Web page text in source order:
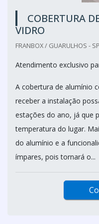
COBERTURA
VIDRO
FRANBOX / GUARULHOS - SP
Atendimento exclusivo
A cobertura de alumínio
receber a instalação
estações do ano, já que
temperatura do lugar.
do alumínio e a
ímpares, pois tornará o...